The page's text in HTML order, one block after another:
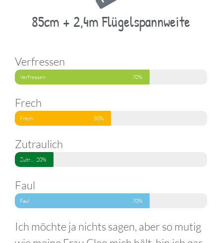
85cm + 2,4m Flügelspannweite
Verfressen
Verfressen 70%
Frech
Frech 50%
Zutraulich
20%
Faul
Faul 70%
Ich möchte ja nichts sagen, aber so mutig